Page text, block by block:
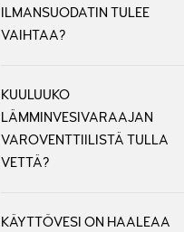
ILMANSUODATIN TULEE
VAIHTAA?
KUULUUKO
LÄMMINVESIVARAAJAN
VAROVENTTIILISTÄ TULLA
VETTÄ?
KÄYTTÖVESI ON HAALEAA